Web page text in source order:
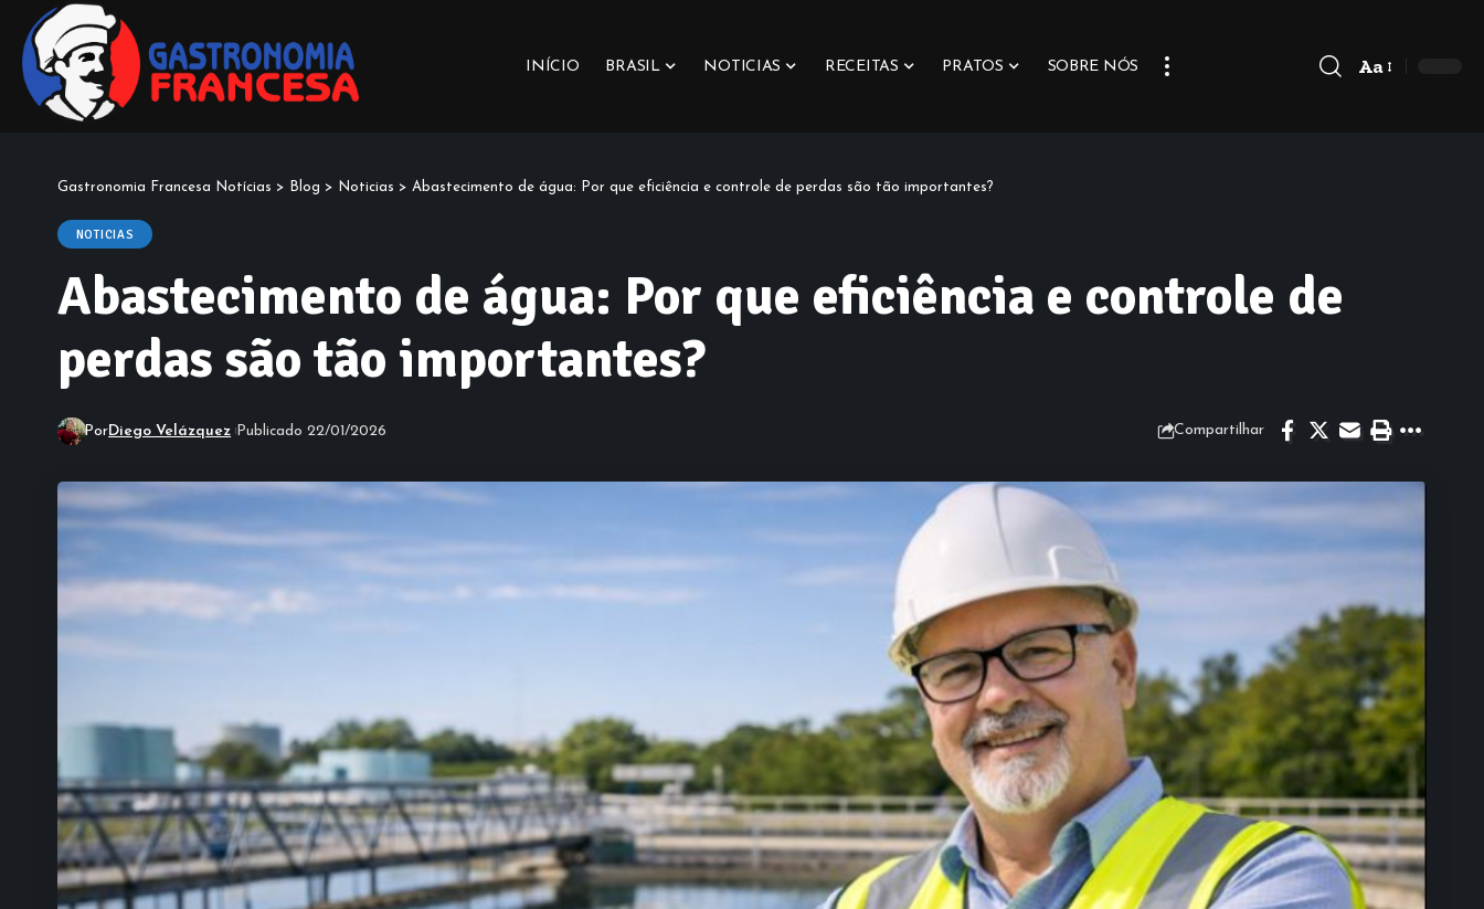
INÍCIO BRASIL NOTICIAS RECEITAS PRATOS SOBRE NÓS Aa
Gastronomia Francesa Notícias > Blog > Noticias > Abastecimento de água: Por que eficiência e controle de perdas são tão importantes?
NOTICIAS
Abastecimento de água: Por que eficiência e controle de
perdas são tão importantes?
PorDiego Velázquez Publicado 22/01/2026 Compartilhar